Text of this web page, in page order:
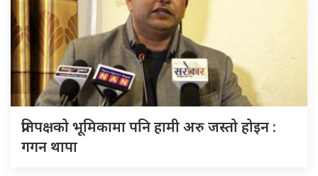
प्रतिपक्षको भूमिकामा पनि हामी अरु जस्तो होइन :
गगन थापा